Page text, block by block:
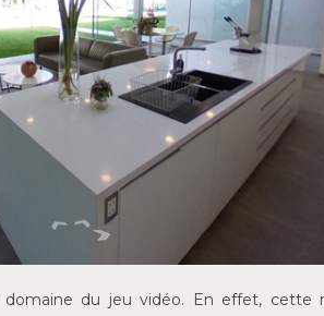
du jeu vidéo. En effet, cette